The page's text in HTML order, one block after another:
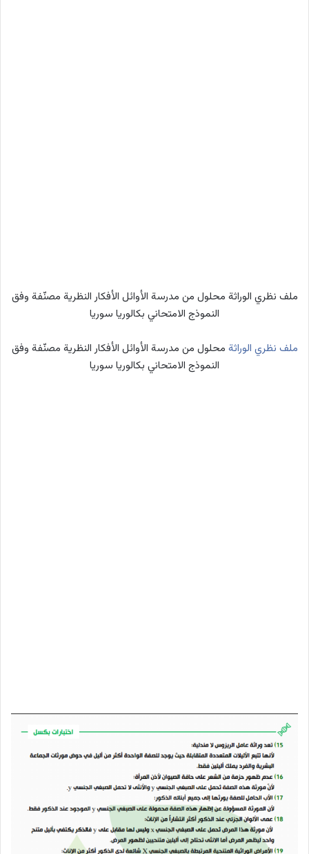
ملف نظري الوراثة محلول من مدرسة الأوائل الأفكار النظرية مصنّفة وفق
النموذج الامتحاني بكالوريا سوريا
ملف نظري الوراثة محلول من مدرسة الأوائل الأفكار النظرية مصنّفة وفق
النموذج الامتحاني بكالوريا سوريا